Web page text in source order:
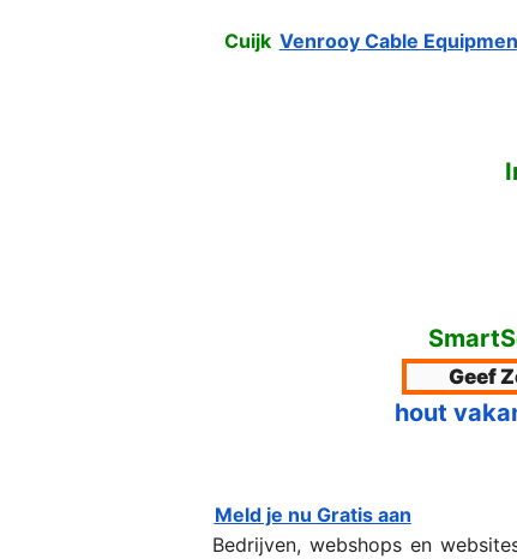
Cuijk Venrooy Cable
hout
Meld je nu Gratis aan
Bedrijven, webshops en